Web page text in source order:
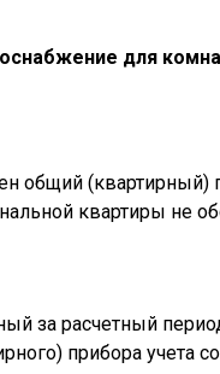
для
общий (квартирный)
квартиры не
за расчетный
прибора учета